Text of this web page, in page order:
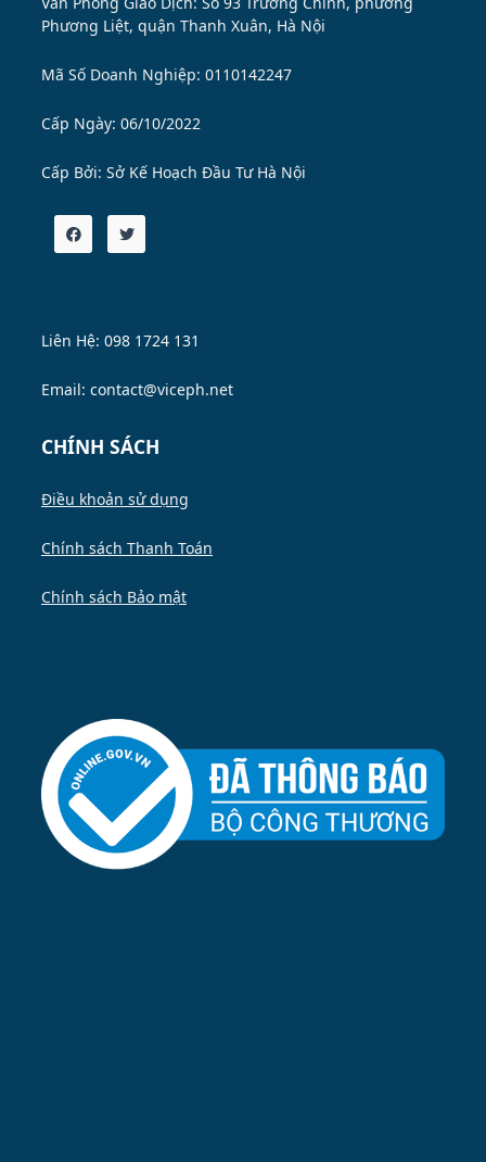
Phương Liệt, quận Thanh Xuân, Hà Nội
Mã Số Doanh Nghiệp: 0110142247
Cấp Ngày: 06/10/2022
Cấp Bởi: Sở Kế Hoạch Đầu Tư Hà Nội
Liên Hệ: 098 1724 131
Email: contact@viceph.net
CHÍNH SÁCH
Điều khoản sử dụng
Chính sách Thanh Toán
Chính sách Bảo mật